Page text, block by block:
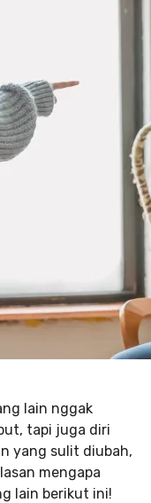
lain nggak
tapi juga diri
yang sulit diubah,
mengapa
lain berikut ini!